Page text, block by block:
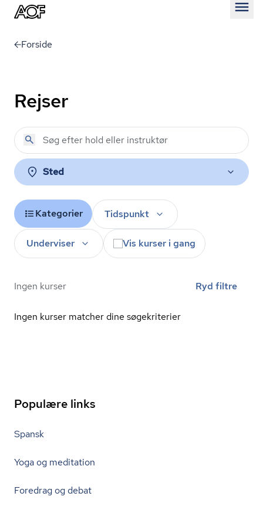
Forside
Rejser
Sted
Kategorier Tidspunkt
Underviser Vis kurser i gang
Ingen kurser Ryd filtre
Ingen kurser matcher dine søgekriterier
Populære links
Spansk
Yoga og meditation
Foredrag og debat